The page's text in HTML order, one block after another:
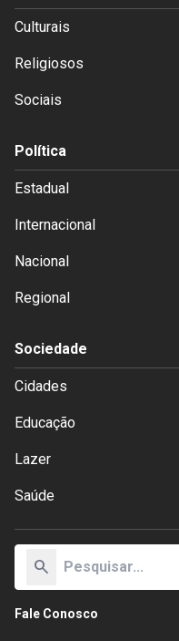
Culturais
Religiosos
Sociais
Política
Estadual
Internacional
Nacional
Regional
Sociedade
Cidades
Educação
Lazer
Saúde
search
Fale Conosco